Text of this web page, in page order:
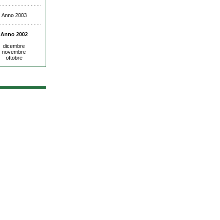
Anno 2003
Anno 2002
dicembre
novembre
ottobre